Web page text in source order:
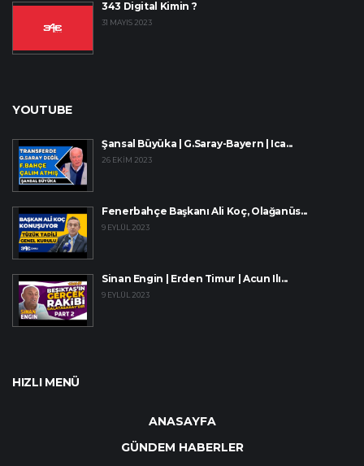
343 Digital Kimin ?
31 MAYIS 2023
YOUTUBE
Şansal Büyüka | G.Saray-Bayern | Ica...
26 EKIM 2023
Fenerbahçe Başkanı Ali Koç, Olağanüs...
9 EYLÜL 2023
Sinan Engin | Erden Timur | Acun Ilı...
9 EYLÜL 2023
HIZLI MENÜ
ANASAYFA
GÜNDEM HABERLER